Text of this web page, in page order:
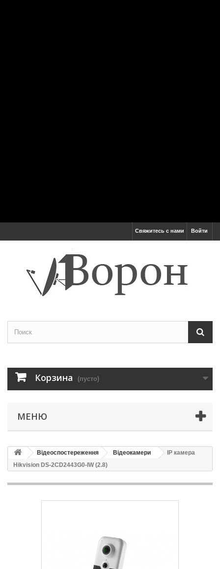
Войти
Свяжитесь с нами
Корзина (пусто)
МЕНЮ
Відеоспостереження Відеокамери
IP камера
Hikvision DS-2CD2443G0-IW (2.8)